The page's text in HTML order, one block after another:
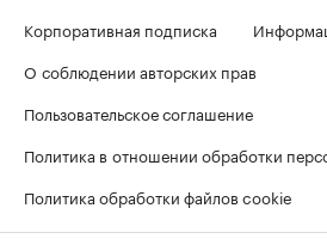
Корпоративная подписка
О соблюдении авторских прав
Пользовательское соглашение
Политика в отношении обработки
Политика обработки файлов cookie